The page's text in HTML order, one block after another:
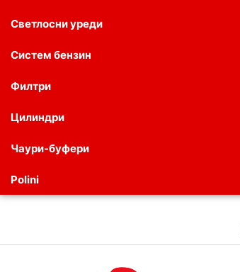
Светлосни уреди
Систем бензин
Филтри
Цилиндри
Чаури-буфери
Polini